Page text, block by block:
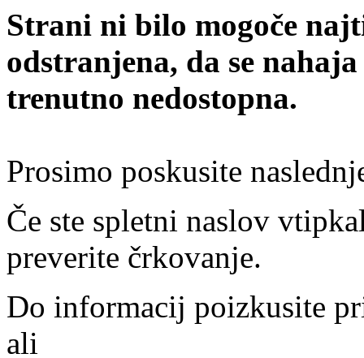
Strani ni bilo mogoče
odstranjena, da se
trenutno nedostopna.
Prosimo poskusite
Če ste spletni naslov
preverite črkovanje.
Do informacij poizkusite
ali